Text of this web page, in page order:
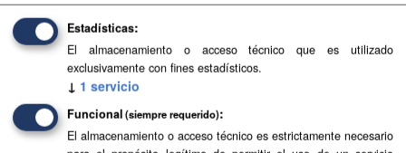
Base Topográfica a escala 1:5.000 de Canarias
(2004-2006)
Base Topográfica a escala 1:5.000 de Canarias (2004-
2006)
Estadísticas
El almacenamiento o acceso técnico que es utilizado
exclusivamente con fines estadísticos.
↓ 1 servicio
Funcional (siempre requerido)
El almacenamiento o acceso técnico es estrictamente necesario